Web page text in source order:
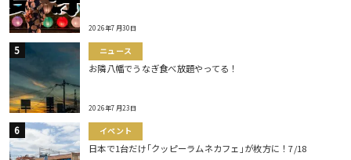
2026年7月30日
ニュース
お隣八幡でうなぎ食べ放題やってる！
2026年7月23日
イベント
日本で1台だけ｢クッピーラムネカフェ｣が枚方に！7/18